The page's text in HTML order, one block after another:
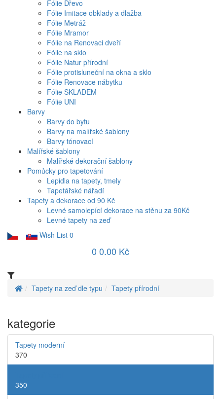
Fólie Dřevo
Fólie Imitace obklady a dlažba
Fólie Metráž
Fólie Mramor
Fólie na Renovaci dveří
Fólie na sklo
Fólie Natur přírodní
Fólie protisluneční na okna a sklo
Fólie Renovace nábytku
Fólie SKLADEM
Fólie UNI
Barvy
Barvy do bytu
Barvy na malířské šablony
Barvy tónovací
Malířské šablony
Malířské dekorační šablony
Pomůcky pro tapetování
Lepidla na tapety, tmely
Tapetářské nářadí
Tapety a dekorace od 90 Kč
Levné samolepící dekorace na stěnu za 90Kč
Levné tapety na zeď
Wish List 0
0 0.00 Kč
Tapety na zeď dle typu Tapety přírodní
kategorie
Tapety moderní
370
350